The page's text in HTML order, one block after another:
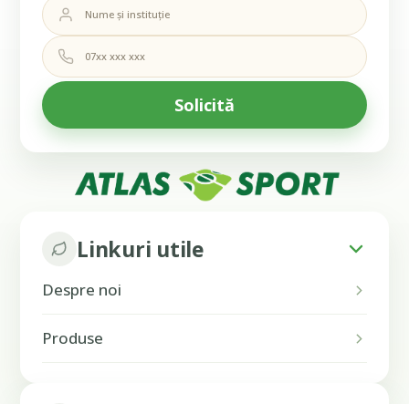
Linkuri utile
Despre noi
Produse